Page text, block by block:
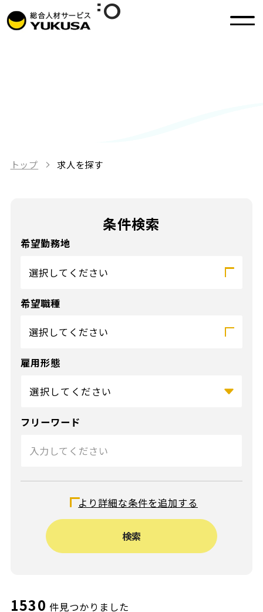
JOB INFO
求人を探す
トップ 求人を探す
条件検索
希望勤務地
選択してください
希望職種
選択してください
雇用形態
フリーワード
給与（時給）
〜
給与（月給）
施設形態
より詳細な条件を追加する
検索
1530 件見つかりました